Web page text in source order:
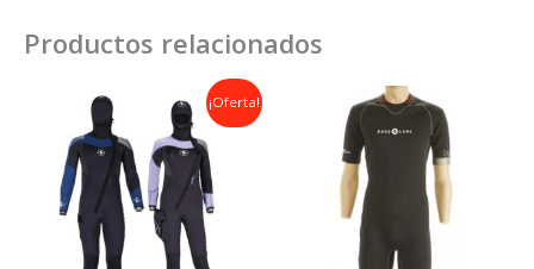
Productos relacionados
¡Oferta!
El
precio
original
era:
400,00€.
precio
actual
es:
350,00€.